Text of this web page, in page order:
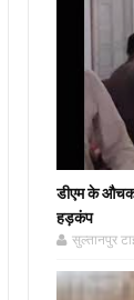
डीएम के औचक
हड़कंप
सुल्तानपुर